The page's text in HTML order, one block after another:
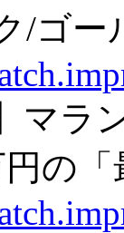
/ゴ
マ
円の